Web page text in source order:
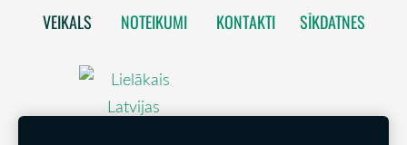
VEIKALS NOTEIKUMI KONTAKTI SĪKDATNES